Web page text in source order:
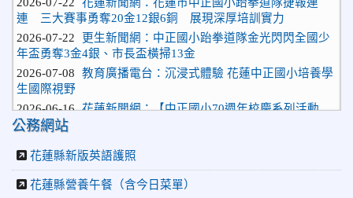
連 三大賽事勇奪20金12銀6銅 展現深厚培訓實力
2026-07-22
更生新聞網：中正國小跆拳道隊金光閃閃全國少
年盃勇奪3金4銀、市長盃橫掃13金
2026-07-08
教育廣播電台：沉浸式體驗 花蓮中正國小培養學
生國際視野
2026-06-16
「游藝飛揚」晚會登場】 師生家長齊聚一堂 共譜「時光樂
章．經典再現」
2026-06-16 更生新聞網：中正國小創校70週年「游藝飛揚」
才藝晚會登場
2026-06-10 教育廣播電台：揮別童年迎向青春 中正國小畢業
公務網站
花蓮縣新版英語護照
花蓮縣營養午餐（含今日菜單）